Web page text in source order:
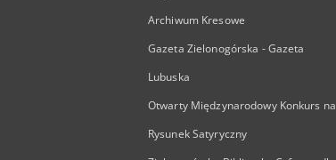
Archiwum Kresowe
Gazeta Zielonogórska - Gazeta
Lubuska
Otwarty Międzynarodowy Konkurs na
Rysunek Satyryczny